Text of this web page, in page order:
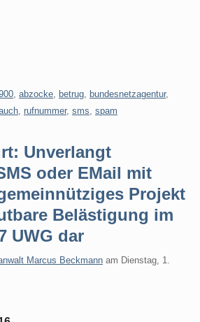
abzocke betrug bundesnetzagentur,
rufnummer, sms spam
Unverlangt
oder EMail mit
Projekt
Belästigung im
UWG dar
Marcus Beckmann am Dienstag, 1.